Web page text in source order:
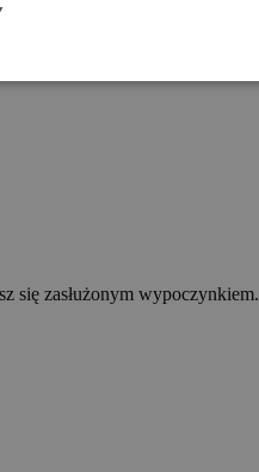
się zasłużonym wypoczynkiem.